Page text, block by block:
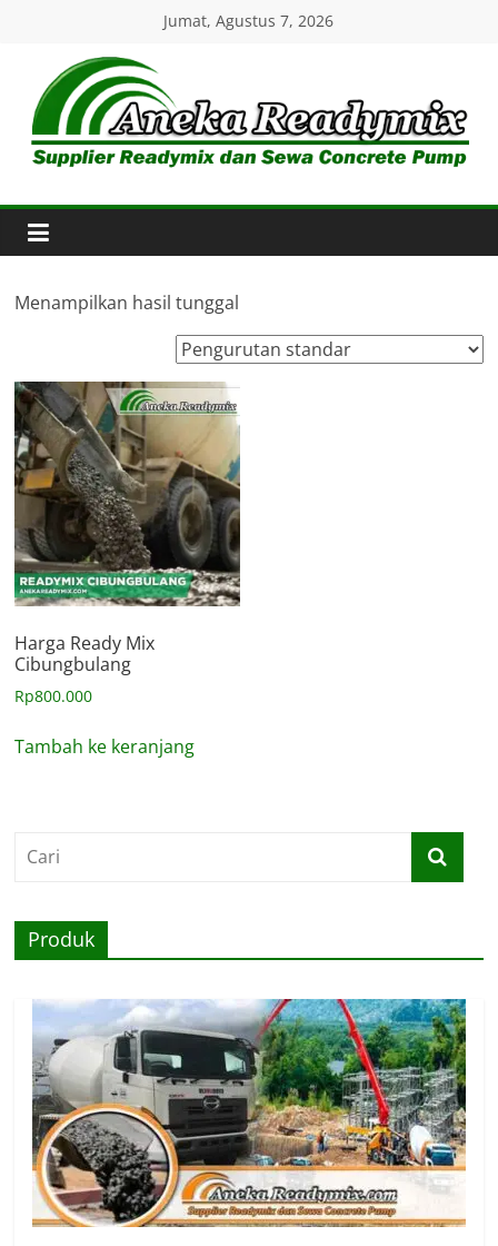
content
Jumat, Agustus 7, 2026
Aneka
Readymix
Pusat
Online
Ready
mix
di
Indonesia
Menampilkan hasil tunggal
Harga Ready Mix
Cibungbulang
Rp800.000
Tambah ke keranjang
Produk